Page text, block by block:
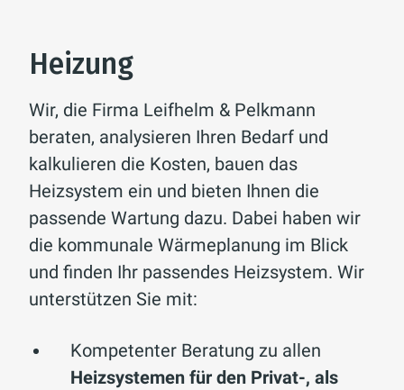
Heizung
Wir, die Firma Leifhelm & Pelkmann
beraten, analysieren Ihren Bedarf und
kalkulieren die Kosten, bauen das
Heizsystem ein und bieten Ihnen die
passende Wartung dazu. Dabei haben wir
die kommunale Wärmeplanung im Blick
und finden Ihr passendes Heizsystem. Wir
unterstützen Sie mit:
Kompetenter Beratung zu allen
Heizsystemen für den Privat-, als